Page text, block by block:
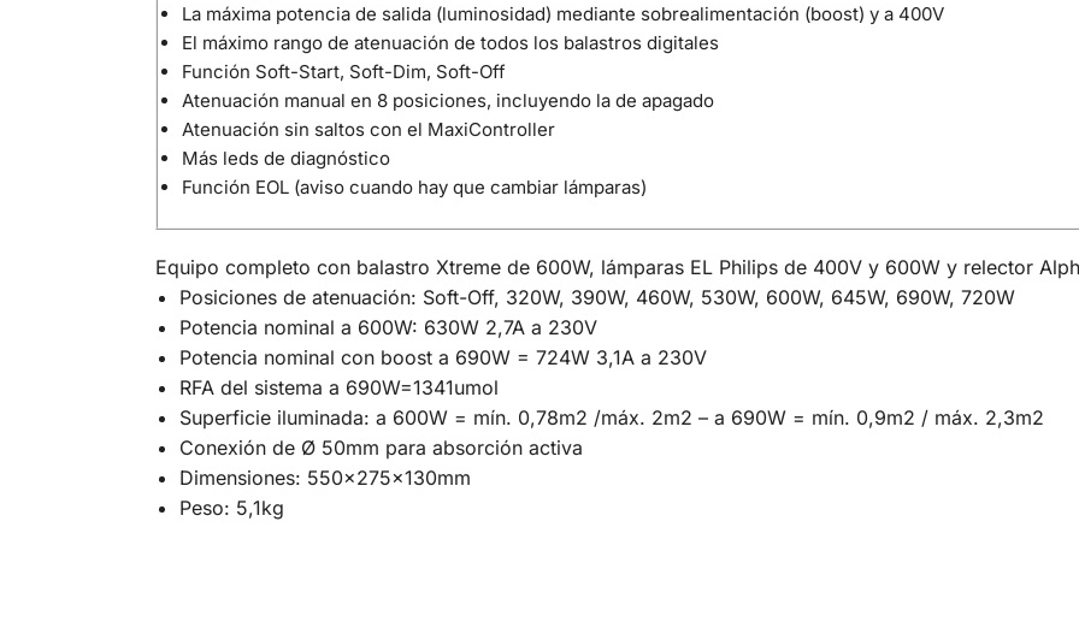
La máxima potencia de salida (luminosidad) mediante sobrealimentación (boost) y a 400V
El máximo rango de atenuación de todos los balastros digitales
Función Soft-Start, Soft-Dim, Soft-Off
Atenuación manual en 8 posiciones, incluyendo la de apagado
Atenuación sin saltos con el MaxiController
Más leds de diagnóstico
Función EOL (aviso cuando hay que cambiar lámparas)
Equipo completo con balastro Xtreme de 600W, lámparas EL Philips de 400V y 600W y relector
Posiciones de atenuación: Soft-Off, 320W, 390W, 460W, 530W, 600W, 645W, 690W, 720W
Potencia nominal a 600W: 630W 2,7A a 230V
Potencia nominal con boost a 690W = 724W 3,1A a 230V
RFA del sistema a 690W=1341umol
Superficie iluminada: a 600W = mín. 0,78m2 /máx. 2m2 – a 690W = mín. 0,9m2 / máx. 2,3m2
Conexión de Ø 50mm para absorción activa
Dimensiones: 550x275x130mm
Peso: 5,1kg